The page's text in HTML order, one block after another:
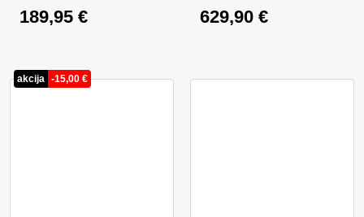
189,95 € 629,90 €
akcija -15,00 €